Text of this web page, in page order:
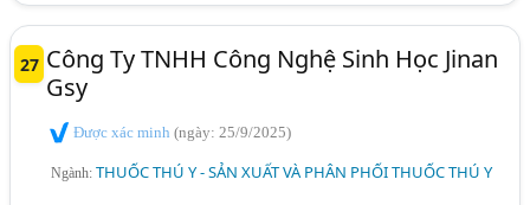
27 Công Ty TNHH Công Nghệ Sinh Học Jinan
Gsy
Được xác minh(ngày: 25/9/2025)
Ngành:THUỐC THÚ Y - SẢN XUẤT VÀ PHÂN PHỐI THUỐC THÚ Y